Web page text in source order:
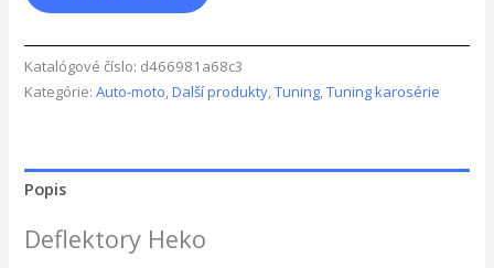
Katalógové číslo: d466981a68c3
Kategórie:Auto-moto,Další produkty,Tuning,Tuning karosérie
Popis
Deflektory Heko